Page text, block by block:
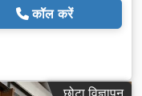
कॉल करें